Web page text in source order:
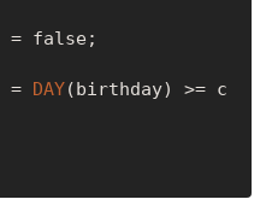
= false;
= DAY(birthday) >= c